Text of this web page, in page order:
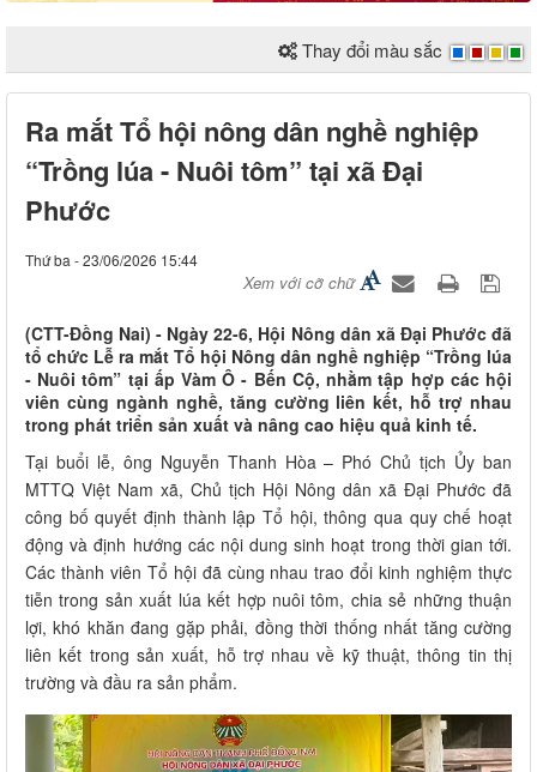
Thay đổi màu sắc
Ra mắt Tổ hội nông dân nghề nghiệp
“Trồng lúa - Nuôi tôm” tại xã Đại
Phước
Thứ ba - 23/06/2026 15:44
Xem với cỡ chữ
(CTT-Đồng Nai) - Ngày 22-6, Hội Nông dân xã Đại Phước đã
tổ chức Lễ ra mắt Tổ hội Nông dân nghề nghiệp “Trồng lúa
- Nuôi tôm” tại ấp Vàm Ô - Bến Cộ, nhằm tập hợp các hội
viên cùng ngành nghề, tăng cường liên kết, hỗ trợ nhau
trong phát triển sản xuất và nâng cao hiệu quả kinh tế.
Tại buổi lễ, ông Nguyễn Thanh Hòa – Phó Chủ tịch Ủy ban
MTTQ Việt Nam xã, Chủ tịch Hội Nông dân xã Đại Phước đã
công bố quyết định thành lập Tổ hội, thông qua quy chế hoạt
động và định hướng các nội dung sinh hoạt trong thời gian tới.
Các thành viên Tổ hội đã cùng nhau trao đổi kinh nghiệm thực
tiễn trong sản xuất lúa kết hợp nuôi tôm, chia sẻ những thuận
lợi, khó khăn đang gặp phải, đồng thời thống nhất tăng cường
liên kết trong sản xuất, hỗ trợ nhau về kỹ thuật, thông tin thị
trường và đầu ra sản phẩm.